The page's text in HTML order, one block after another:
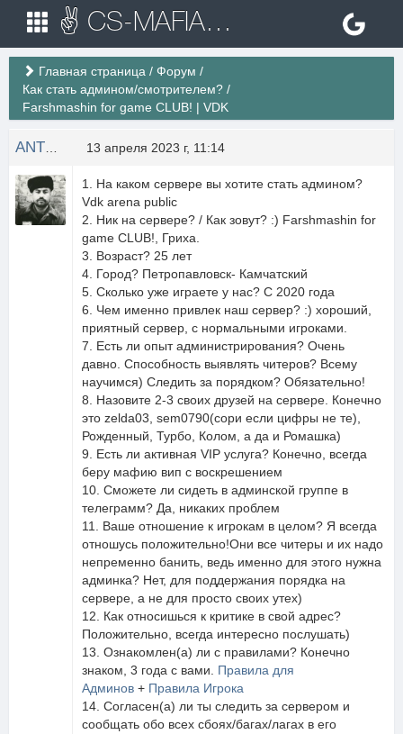
✌ CS-MAFIA.RU ✌ Игровые сервера Counter Strike 1.6
Главная страница / Форум /
Как стать админом/смотрителем? /
Farshmashin for game CLUB! | VDK
13 апреля 2023 г, 11:14
1. На каком сервере вы хотите стать админом?
Vdk arena public
2. Ник на сервере? / Как зовут? :) Farshmashin for
game CLUB!, Гриха.
3. Возраст? 25 лет
4. Город? Петропавловск- Камчатский
5. Сколько уже играете у нас? С 2020 года
6. Чем именно привлек наш сервер? :) хороший,
приятный сервер, с нормальными игроками.
7. Есть ли опыт администрирования? Очень
давно. Способность выявлять читеров? Всему
научимся) Следить за порядком? Обязательно!
8. Назовите 2-3 своих друзей на сервере. Конечно
это zelda03, sem0790(сори если цифры не те),
Рожденный, Турбо, Колом, а да и Ромашка)
9. Есть ли активная VIP услуга? Конечно, всегда
беру мафию вип с воскрешением
10. Сможете ли сидеть в админской группе в
телеграмм? Да, никаких проблем
11. Ваше отношение к игрокам в целом? Я всегда
отношусь положительно!Они все читеры и их надо
непременно банить, ведь именно для этого нужна
админка? Нет, для поддержания порядка на
сервере, а не для просто своих утех)
12. Как относишься к критике в свой адрес?
Положительно, всегда интересно послушать)
13. Ознакомлен(а) ли с правилами? Конечно
знаком, 3 года с вами. Правила для
Админов + Правила Игрока
14. Согласен(а) ли ты следить за сервером и
сообщать обо всех сбоях/багах/лагах в его